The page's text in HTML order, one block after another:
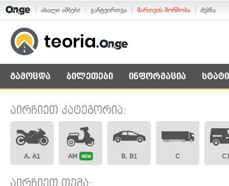
ახალი ამბები განტვირთვა მართვის მოწმობა ძებნა
გამოცდა ბილეთები ინფორმაცია
აირჩიეთ კატეგორია:
A, A1 AM NEW B, B1 C
აირჩიეთ თემა: